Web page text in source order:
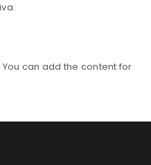
can add the content for